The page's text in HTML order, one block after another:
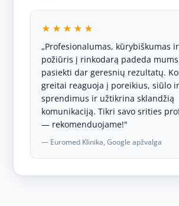
★★★★★
„Profesionalumas, kūrybiškumas
požiūris į rinkodarą padeda
pasiekti dar geresnių rezultatų.
greitai reaguoja į poreikius, siūlo
sprendimus ir užtikrina sklandžią
komunikaciją. Tikri savo srities
— rekomenduojame!"
— Euromed Klinika, Google apžvalga